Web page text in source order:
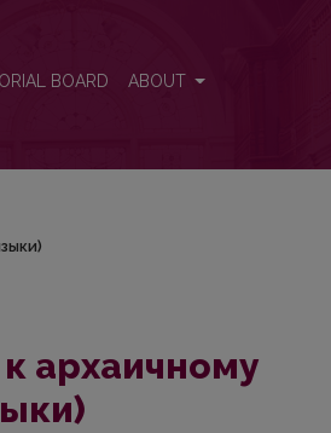
BOARD ABOUT
архаичному